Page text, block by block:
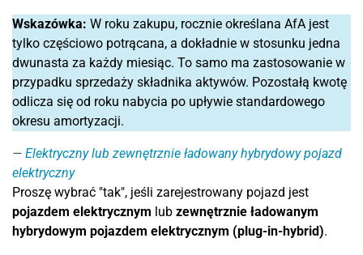
Wskazówka: W roku zakupu, rocznie określana AfA jest
tylko częściowo potrącana, a dokładnie w stosunku jedna
dwunasta za każdy miesiąc. To samo ma zastosowanie w
przypadku sprzedaży składnika aktywów. Pozostałą kwotę
odlicza się od roku nabycia po upływie standardowego
okresu amortyzacji.
Elektryczny lub zewnętrznie ładowany hybrydowy pojazd
elektryczny
Proszę wybrać "tak", jeśli zarejestrowany pojazd jest
pojazdem elektrycznym lub zewnętrznie ładowanym
hybrydowym pojazdem elektrycznym (plug-in-hybrid).